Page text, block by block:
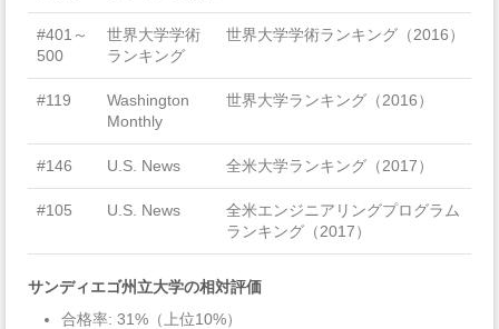
#401～
500
世界大学学術
ランキング
世界大学学術ランキング（2016）
#119
Washington
Monthly
世界大学ランキング（2016）
#146 U.S. News 全米大学ランキング（2017）
#105 U.S. News
全米エンジニアリングプログラム
ランキング（2017）
サンディエゴ州立大学の相対評価
合格率: 31%（上位10%）